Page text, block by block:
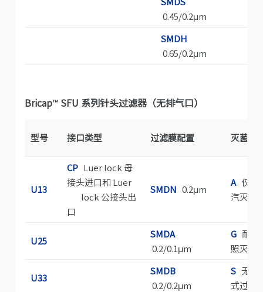
0.45/0.2μm
SMDH
0.65/0.2μm
Bricap™SFU 系列针头过滤器（无排气口）
型号 接口类型 过滤膜配置 灭菌方
U13
CPLuer lock 母
接头进口和 Luer
lock 公接头出
口
SMDN 0.2μm
A仅高
汽灭菌
U25
SMDA
0.2/0.1μm
G耐伽
照灭菌
U33
SMDB
0.2/0.2μm
S无菌
式过滤